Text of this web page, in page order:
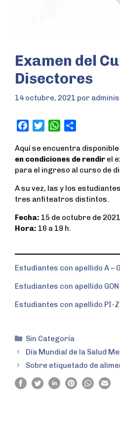
Examen del
Disectores
14 octubre, 2021 por
c
e
b
o
i
t
t
e
r
W
a
t
s
p
a
r
e
Aquí se encuentra
en condiciones de rendir el
para el ingreso al curso de
A su vez, las y los
tres anfiteatros distintos.
Fecha: 15 de octubre de
Hora: 16 a 19 h.
Estudiantes con apellido A –
Estudiantes con apellido
Estudiantes con apellido PI-Z
Sin Categoría
Día Mundial de la Salud
Sobre etiquetado de